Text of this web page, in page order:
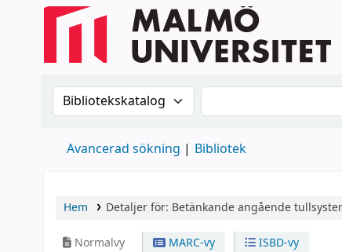
Sök i katalogen efter:Sök i katalogen
Avancerad sökning Bibliotek
Hem Detaljer för: Betänkande angående
Normalvy MARC-vy ISBD-vy